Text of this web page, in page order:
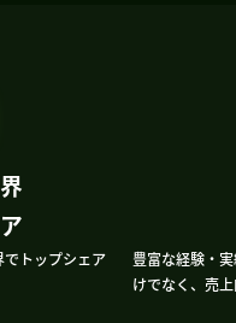
でトップシェア
豊富な経験・
けでなく、売